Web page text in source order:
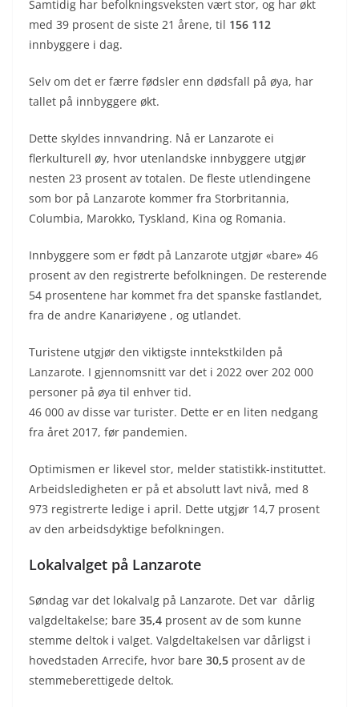
Samtidig har befolkningsveksten vært stor, og har økt
med 39 prosent de siste 21 årene, til 156 112
innbyggere i dag.
Selv om det er færre fødsler enn dødsfall på øya, har
tallet på innbyggere økt.
Dette skyldes innvandring. Nå er Lanzarote ei
flerkulturell øy, hvor utenlandske innbyggere utgjør
nesten 23 prosent av totalen. De fleste utlendingene
som bor på Lanzarote kommer fra Storbritannia,
Columbia, Marokko, Tyskland, Kina og Romania.
Innbyggere som er født på Lanzarote utgjør «bare» 46
prosent av den registrerte befolkningen. De resterende
54 prosentene har kommet fra det spanske fastlandet,
fra de andre Kanariøyene , og utlandet.
Turistene utgjør den viktigste inntekstkilden på
Lanzarote. I gjennomsnitt var det i 2022 over 202 000
personer på øya til enhver tid.
46 000 av disse var turister. Dette er en liten nedgang
fra året 2017, før pandemien.
Optimismen er likevel stor, melder statistikk-instituttet.
Arbeidsledigheten er på et absolutt lavt nivå, med 8
973 registrerte ledige i april. Dette utgjør 14,7 prosent
av den arbeidsdyktige befolkningen.
Lokalvalget på Lanzarote
Søndag var det lokalvalg på Lanzarote. Det var dårlig
valgdeltakelse; bare 35,4 prosent av de som kunne
stemme deltok i valget. Valgdeltakelsen var dårligst i
hovedstaden Arrecife, hvor bare 30,5 prosent av de
stemmeberettigede deltok.